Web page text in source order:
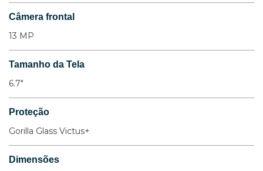
Câmera frontal
13 MP
Tamanho da Tela
6.7"
Proteção
Gorilla Glass Victus+
Dimensões